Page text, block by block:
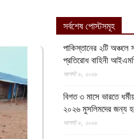
সর্বশেষ পোস্টসমূহ
পাকিস্তানের ২টি অঞ্চলে
প্রতিরোধ বাহিনী
আগস্ট ৮, ২০২৬
বিগত ৩ মাসে ভারতে
২০২৬ মুসলিমদের জন্য
আগস্ট ৮, ২০২৬